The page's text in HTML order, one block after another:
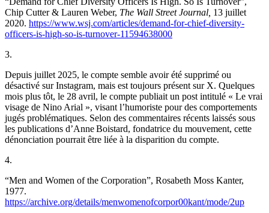
Chip Cutter & Lauren Weber, The Wall Street Journal, 13 juillet
2020. https://www.wsj.com/articles/demand-for-chief-diversity-
officers-is-high-so-is-turnover-11594638000
3.
Depuis juillet 2025, le compte semble avoir été supprimé ou
désactivé sur Instagram, mais est toujours présent sur X. Quelques
mois plus tôt, le 28 avril, le compte publiait un post intitulé « Le vrai
visage de Nino Arial », visant l’humoriste pour des comportements
jugés problématiques. Selon des commentaires récents laissés sous
les publications d’Anne Boistard, fondatrice du mouvement, cette
dénonciation pourrait être liée à la disparition du compte.
4.
“Men and Women of the Corporation”, Rosabeth Moss Kanter,
1977.
https://archive.org/details/menwomenofcorpor00kant/mode/2up